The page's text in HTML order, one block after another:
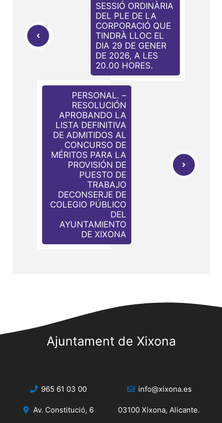
SESSIÓ ORDINÀRIA
DEL PLE DE LA
CORPORACIÓ QUE
TINDRÀ LLOC EL
DIA 29 DE GENER
DE 2026, A LES
20.00 HORES.
PERSONAL. –
RESOLUCIÓN
APROBANDO LA
LISTA DEFINITIVA
DE ADMITIDOS AL
CONCURSO DE
MÉRITOS PARA LA
PROVISIÓN DE
PUESTO DE
TRABAJO
DECONSERJE DE
COLEGIO PÚBLICO
DEL
AYUNTAMIENTO
DE XIXONA
Ajuntament de Xixona
965 61 03 00 info@xixona.es
Av. Constitució, 6 03100 Xixona, Alicante.